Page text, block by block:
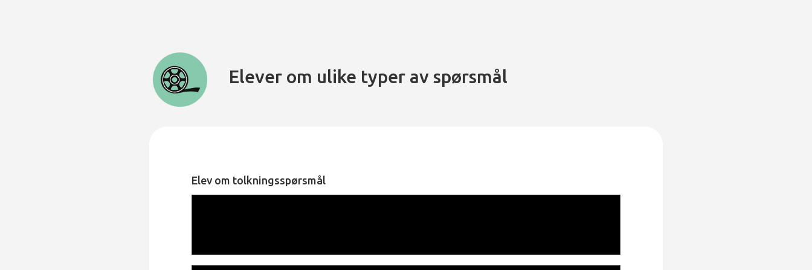
Elever om ulike typer av spørsmål
Elev om tolkningsspørsmål